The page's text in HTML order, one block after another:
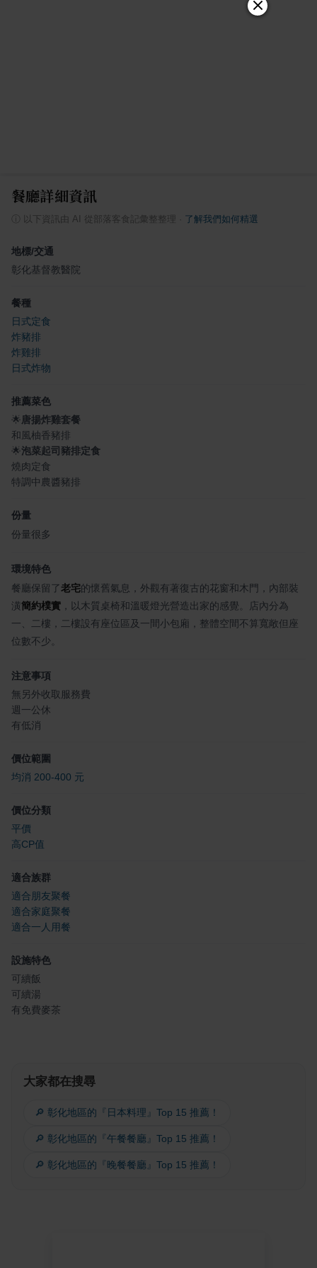
餐廳詳細資訊
以下資訊由 AI 從部落客食記彙整整理 了解我們如何精選
地標/交通
彰化基督教醫院
餐種
日式定食
炸豬排
炸雞排
日式炸物
推薦菜色
🌟唐揚炸雞套餐
和風柚香豬排
🌟泡菜起司豬排定食
燒肉定食
特調中農醬豬排
份量
份量很多
環境特色
餐廳保留了老宅的懷舊氣息，外觀有著復古的花窗和木門，內部裝
潢簡約樸實 ，以木質桌椅和溫暖燈光營造出家的感覺。店內分為
一、二樓，二樓設有座位區及一間小包廂，整體空間不算寬敞但座
位數不少。
注意事項
無另外收取服務費
週一公休
有低消
價位範圍
均消 200-400 元
價位分類
平價
高CP值
適合族群
適合朋友聚餐
適合家庭聚餐
適合一人用餐
設施特色
可續飯
可續湯
有免費麥茶
大家都在搜尋
🔎 彰化地區的『日本料理』Top 15 推薦！
🔎 彰化地區的『午餐餐廳』Top 15 推薦！
🔎 彰化地區的『晚餐餐廳』Top 15 推薦！